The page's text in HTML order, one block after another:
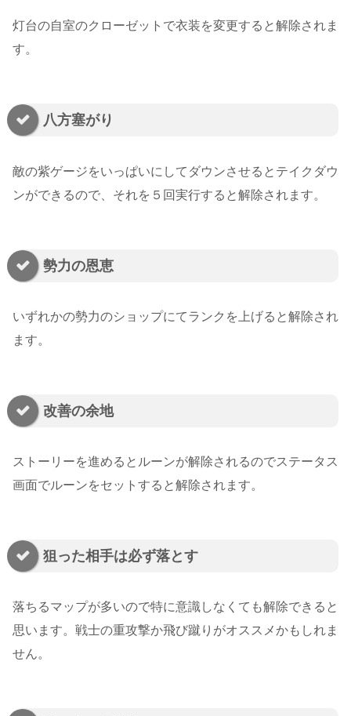
灯台の自室のクローゼットで衣装を変更すると解除されま
す。
八方塞がり
敵の紫ゲージをいっぱいにしてダウンさせるとテイクダウ
ンができるので、それを５回実行すると解除されます。
勢力の恩恵
いずれかの勢力のショップにてランクを上げると解除され
ます。
改善の余地
ストーリーを進めるとルーンが解除されるのでステータス
画面でルーンをセットすると解除されます。
狙った相手は必ず落とす
落ちるマップが多いので特に意識しなくても解除できると
思います。戦士の重攻撃か飛び蹴りがオススメかもしれま
せん。